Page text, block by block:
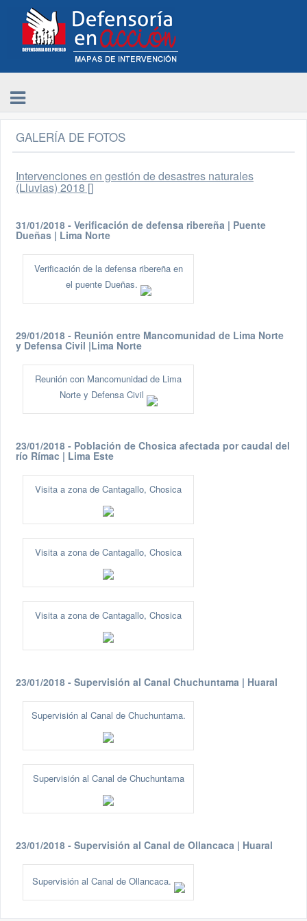
GALERÍA DE FOTOS
Intervenciones en gestión de desastres naturales
(Lluvias) 2018 []
31/01/2018 - Verificación de defensa ribereña | Puente
Dueñas | Lima Norte
Verificación de la defensa ribereña en
el puente Dueñas.
29/01/2018 - Reunión entre Mancomunidad de Lima Norte
y Defensa Civil |Lima Norte
Reunión con Mancomunidad de Lima
Norte y Defensa Civil
23/01/2018 - Población de Chosica afectada por caudal del
río Rímac | Lima Este
Visita a zona de Cantagallo, Chosica
Visita a zona de Cantagallo, Chosica
Visita a zona de Cantagallo, Chosica
23/01/2018 - Supervisión al Canal Chuchuntama | Huaral
Supervisión al Canal de Chuchuntama.
Supervisión al Canal de Chuchuntama
23/01/2018 - Supervisión al Canal de Ollancaca | Huaral
Supervisión al Canal de Ollancaca.